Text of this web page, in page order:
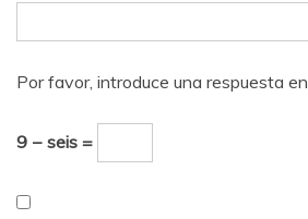
Por favor, introduce una respuesta
9 − seis =